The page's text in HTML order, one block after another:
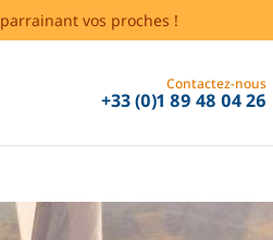
vos proches !
Contactez-nous
+33 (0)1 89 48 04 26